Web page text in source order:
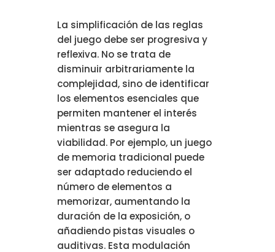
La simplificación de las reglas
del juego debe ser progresiva y
reflexiva. No se trata de
disminuir arbitrariamente la
complejidad, sino de identificar
los elementos esenciales que
permiten mantener el interés
mientras se asegura la
viabilidad. Por ejemplo, un juego
de memoria tradicional puede
ser adaptado reduciendo el
número de elementos a
memorizar, aumentando la
duración de la exposición, o
añadiendo pistas visuales o
auditivas. Esta modulación